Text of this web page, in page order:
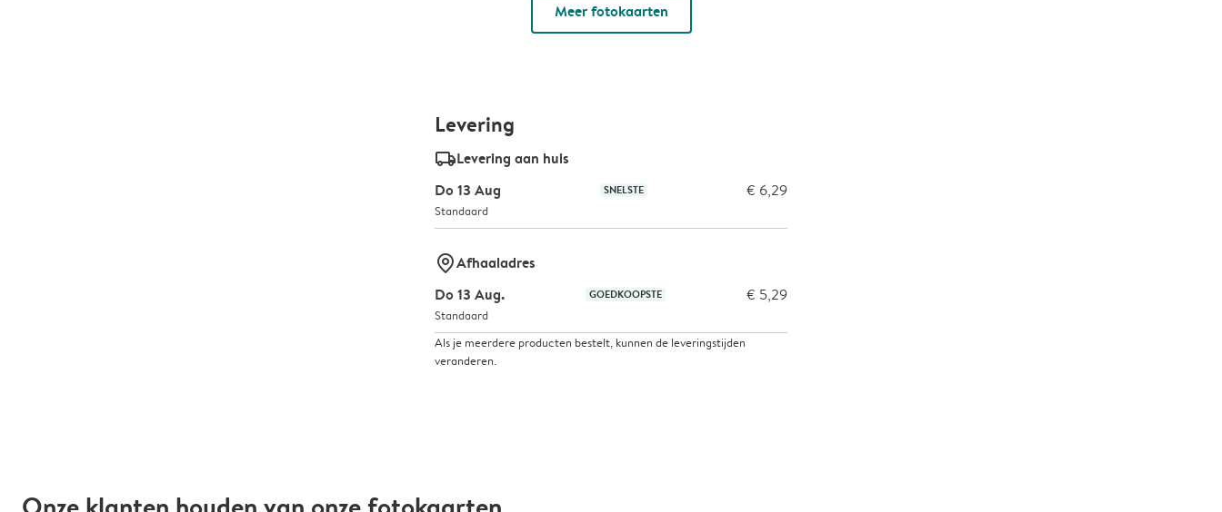
Meer fotokaarten
Levering
delivery_standard_v2Levering aan huis
Do 13 Aug
SNELSTE € 6,29
Standaard
marker-pinAfhaaladres
Do 13 Aug.
GOEDKOOPSTE € 5,29
Standaard
Als je meerdere producten bestelt, kunnen de leveringstijden
veranderen.